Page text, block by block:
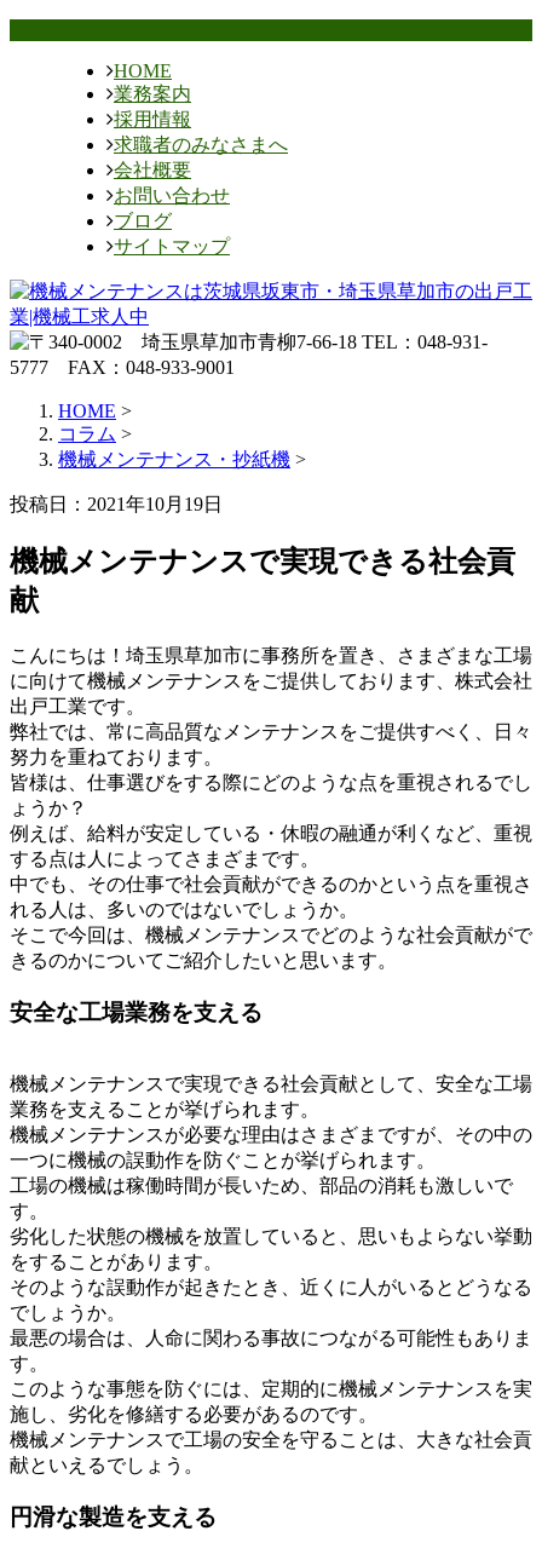
HOME
業務案内
採用情報
求職者のみなさまへ
会社概要
お問い合わせ
ブログ
サイトマップ
HOME >
コラム >
機械メンテナンス・抄紙機 >
投稿日：2021年10月19日
機械メンテナンスで実現できる社会貢
献
こんにちは！埼玉県草加市に事務所を置き、さまざまな工場
に向けて機械メンテナンスをご提供しております、株式会社
出戸工業です。
弊社では、常に高品質なメンテナンスをご提供すべく、日々
努力を重ねております。
皆様は、仕事選びをする際にどのような点を重視されるでし
ょうか？
例えば、給料が安定している・休暇の融通が利くなど、重視
する点は人によってさまざまです。
中でも、その仕事で社会貢献ができるのかという点を重視さ
れる人は、多いのではないでしょうか。
そこで今回は、機械メンテナンスでどのような社会貢献がで
きるのかについてご紹介したいと思います。
安全な工場業務を支える
機械メンテナンスで実現できる社会貢献として、安全な工場
業務を支えることが挙げられます。
機械メンテナンスが必要な理由はさまざまですが、その中の
一つに機械の誤動作を防ぐことが挙げられます。
工場の機械は稼働時間が長いため、部品の消耗も激しいで
す。
劣化した状態の機械を放置していると、思いもよらない挙動
をすることがあります。
そのような誤動作が起きたとき、近くに人がいるとどうなる
でしょうか。
最悪の場合は、人命に関わる事故につながる可能性もありま
す。
このような事態を防ぐには、定期的に機械メンテナンスを実
施し、劣化を修繕する必要があるのです。
機械メンテナンスで工場の安全を守ることは、大きな社会貢
献といえるでしょう。
円滑な製造を支える